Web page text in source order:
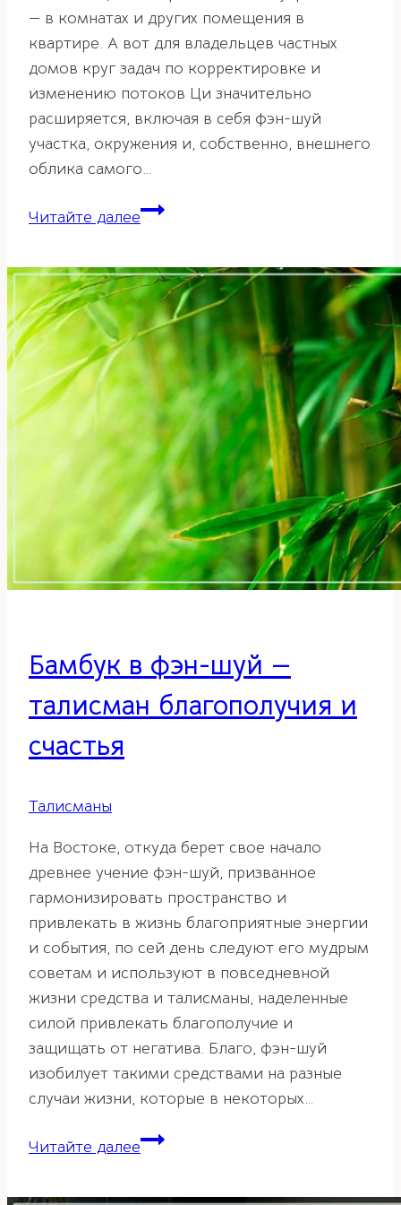
— в комнатах и других помещения в
квартире. А вот для владельцев частных
домов круг задач по корректировке и
изменению потоков Ци значительно
расширяется, включая в себя фэн-шуй
участка, окружения и, собственно, внешнего
облика самого…
Читайте далееФэн-
дома.
Значение
цвета
Бамбук в фэн-шуй —
талисман благополучия и
счастья
Талисманы
На Востоке, откуда берет свое начало
древнее учение фэн-шуй, призванное
гармонизировать пространство и
привлекать в жизнь благоприятные энергии
и события, по сей день следуют его мудрым
советам и используют в повседневной
жизни средства и талисманы, наделенные
силой привлекать благополучие и
защищать от негатива. Благо, фэн-шуй
изобилует такими средствами на разные
случаи жизни, которые в некоторых…
Читайте далееБамбук